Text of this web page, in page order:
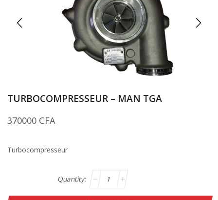
TURBOCOMPRESSEUR – MAN TGA
370000 CFA
Turbocompresseur